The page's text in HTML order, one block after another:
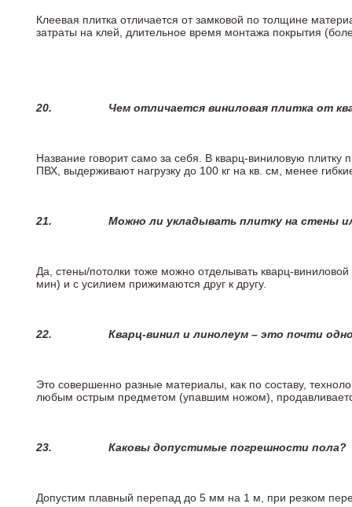
Клеевая плитка отличается от замковой по толщине
затраты на клей, длительное время монтажа покрытия
20. Чем отличается виниловая плитка от
Название говорит само за себя. В кварц-виниловую
ПВХ, выдерживают нагрузку до 100 кг на кв. см, менее
21. Можно ли укладывать плитку на стены
Да, стены/потолки тоже можно отделывать кварц-
мин) и с усилием прижимаются друг к другу.
22. Кварц-винил и линолеум – это почти
Это совершенно разные материалы, как по составу,
любым острым предметом (упавшим ножом),
23. Каковы допустимые погрешности пола?
Допустим плавный перепад до 5 мм на 1 м, при резком